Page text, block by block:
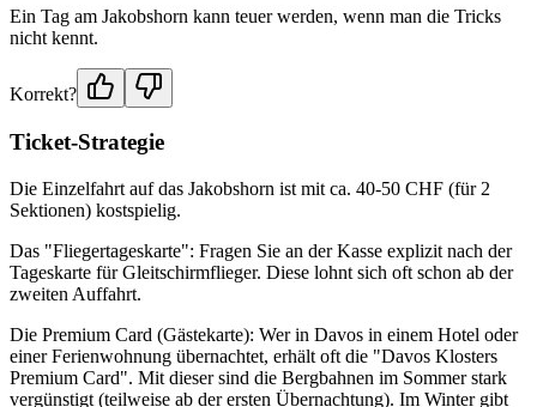
Ein Tag am Jakobshorn kann teuer werden, wenn man die Tricks
nicht kennt.
Korrekt?
Ticket-Strategie
Die Einzelfahrt auf das Jakobshorn ist mit ca. 40-50 CHF (für 2
Sektionen) kostspielig.
Das "Fliegertageskarte": Fragen Sie an der Kasse explizit nach der
Tageskarte für Gleitschirmflieger. Diese lohnt sich oft schon ab der
zweiten Auffahrt.
Die Premium Card (Gästekarte): Wer in Davos in einem Hotel oder
einer Ferienwohnung übernachtet, erhält oft die "Davos Klosters
Premium Card". Mit dieser sind die Bergbahnen im Sommer stark
vergünstigt (teilweise ab der ersten Übernachtung). Im Winter gibt